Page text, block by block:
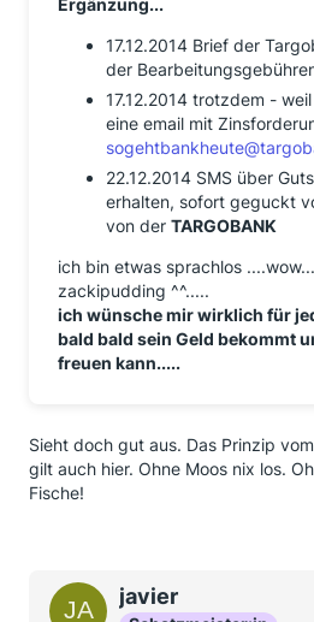
Ergänzung...
17.12.2014 Brief der
der
17.12.2014 trotzdem -
eine email mit
22.12.2014 SMS über
erhalten, sofort geguckt
von der TARGOBANK
ich bin etwas sprachlos
zackipudding ^^.....
ich wünsche mir wirklich für
bald bald sein Geld bekommt
freuen kann.....
Sieht doch gut aus. Das Prinzip
gilt auch hier. Ohne Moos nix los.
Fische!
javier